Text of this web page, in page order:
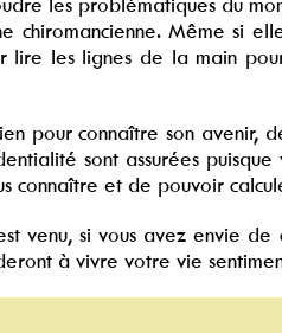
chiromancienne. Même si
les lignes de la main
pour connaître son avenir,
sont assurées
connaître et de pouvoir
venu, si vous avez envie
à vivre votre vie